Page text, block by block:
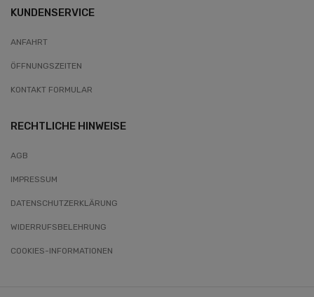
KUNDENSERVICE
ANFAHRT
ÖFFNUNGSZEITEN
KONTAKT FORMULAR
RECHTLICHE HINWEISE
AGB
IMPRESSUM
DATENSCHUTZERKLÄRUNG
WIDERRUFSBELEHRUNG
COOKIES-INFORMATIONEN